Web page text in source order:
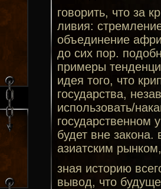
говорить, что за
ливия:
объединение
до сих пор.
примеры
идея того, что
государства,
использовать/
государственном
будет вне закона.
азиатским
зная историю
вывод, что